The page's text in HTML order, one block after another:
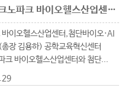
건양대 공학교육혁신센터-대전테크노파크 바이오헬스산업센터, 첨단바이오·AI 분야 전문인력 양성 위해 ‘맞손’
이오헬스산업센터,첨단바이오·AI
장 김용하) 공학교육혁신센터
크 바이오헬스산업센터와 첨단...